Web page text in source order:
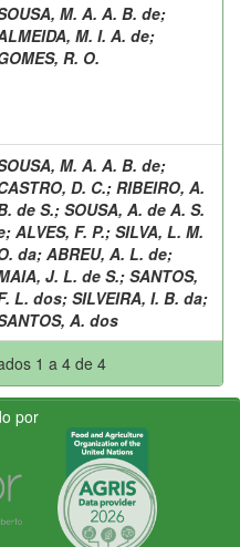
M. A. A. B. de;
M. I. A. de;
R. O.
M. A. A. B. de;
D. C.; RIBEIRO, A.
de S.; SOUSA, A. de A. S.
; ALVES, F. P.; SILVA, L. M.
da; ABREU, A. L. de;
J. L. de S.; SANTOS,
L. dos; SILVEIRA, I. B. da;
A. dos
1 a 4 de 4
por